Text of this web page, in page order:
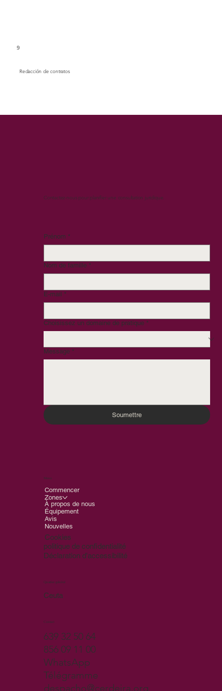
Redacción de contratos
9
Contactez-nous pour planifier une consultation juridique.
Prénom *
Nom de famille *
E-mail *
Choisissez un domaine de pratique *
Message *
Soumettre
Menu
Commencer
Zones
À propos de nous
Équipement
Avis
Nouvelles
Déclaration d'accessibilité
politique de confidentialité
Cookies
Quartier général
Ceuta
Contact
639 32 50 64
856 09 11 00
WhatsApp
Télégramme
despacho@cerdeira.org